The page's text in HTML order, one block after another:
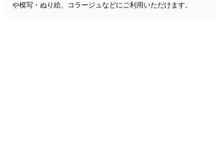
や模写・ぬり絵、コラージュなどにご利用いただけます。